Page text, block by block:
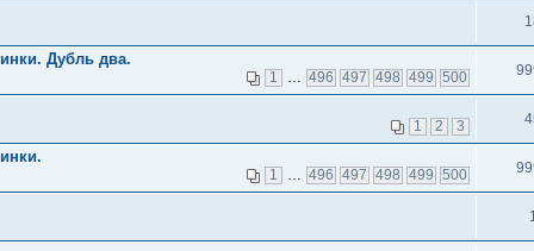
Дубль два.
1 496 497 498 499 500
1 2 3
1 496 497 498 499 500
1